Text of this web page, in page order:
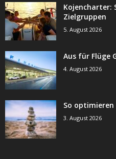
Kojencharter:
Zielgruppen
5. August 2026
Aus für Flüge
4. August 2026
So optimieren
3. August 2026